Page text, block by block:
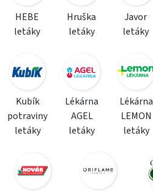
HEBE
letáky
Hruška
letáky
Javor
letáky
Kubík
potraviny
letáky
Lékárna
AGEL
letáky
Lékárna
LEMON
letáky